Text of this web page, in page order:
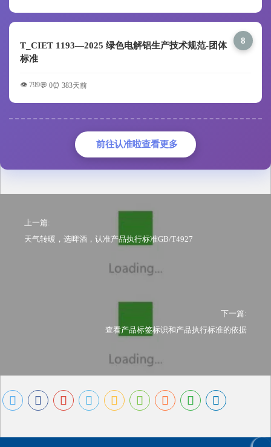
8
T_CIET 1193—2025 绿色电解铝生产技术规范-团体
标准
👁️ 799💬 0⏰ 383天前
前往认准啦查看更多
上一篇:
天气转暖，选啤酒，认准产品执行标准GB/T4927
下一篇:
查看产品标签标识和产品执行标准的依据